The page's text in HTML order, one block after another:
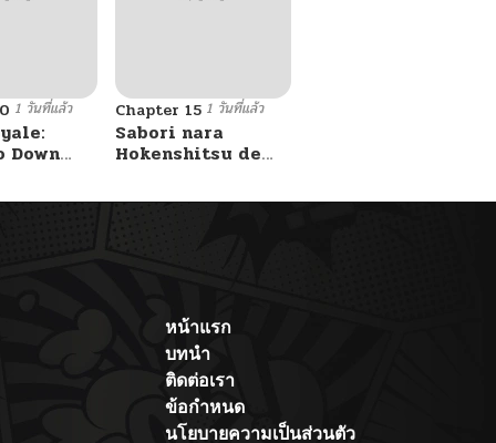
1 วันที่แล้ว
Down
Chapter 15 1 วันที่แล้ว
Sabori nara
Hokenshitsu de
หน้าแรก
บทนำ
ติดต่อเรา
ข้อกำหนด
นโยบายความเป็นส่วนตัว